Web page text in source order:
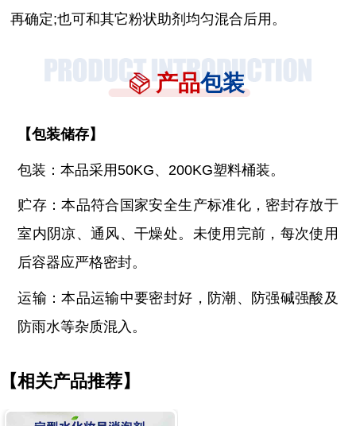
再确定;也可和其它粉状助剂均匀混合后用。
产品包装
【包装储存】
包装：本品采用50KG、200KG塑料桶装。
贮存：本品符合国家安全生产标准化，密封存放于
室内阴凉、通风、干燥处。未使用完前，每次使用
后容器应严格密封。
运输：本品运输中要密封好，防潮、防强碱强酸及
防雨水等杂质混入。
【相关产品推荐】